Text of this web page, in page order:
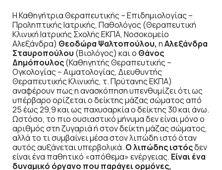
Η Καθηγήτρια Θεραπευτικής – Επιδημιολογίας –
Προληπτικής Ιατρικής, Παθολόγος (Θεραπευτική
Κλινική Ιατρικής Σχολής ΕΚΠΑ, Νοσοκομείο
Αλεξάνδρα) Θεοδώρα Ψαλτοπούλου, ηΑλεξάνδρα
Σταυροπούλου (Βιολόγος) και ο Θάνος
Δημόπουλος(Καθηγητής Θεραπευτικής –
Ογκολογίας – Αιματολογίας, Διευθυντής
Θεραπευτικής Κλινικής, τ. Πρύτανης ΕΚΠΑ)
αναφέρουν πως η ανασκόπηση υπενθυμίζει ότι ως
υπέρβαρο ορίζεται ο δείκτης μάζας σώματος από
25 έως 29,9 και ως παχυσαρκία ο δείκτης 30 και άνω.
Ωστόσο, το πιο ουσιαστικό μήνυμα δεν είναι μόνο ο
αριθμός στη ζυγαριά ή στον δείκτη μάζας σώματος,
αλλά το τι συμβαίνει μέσα στον λιπώδη ιστό όταν
αυτός αυξάνεται υπερβολικά. Ο λιπώδης ιστόςδεν
είναι ένα παθητικό «απόθεμα» ενέργειας. Είναι ένα
δυναμικό όργανο που παράγει ορμόνες,